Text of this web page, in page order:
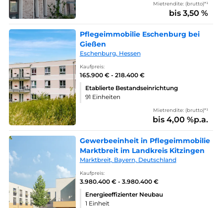
Mietrendite: (brutto)*¹
bis 3,50 %
Pflegeimmobilie Eschenburg bei
Gießen
Eschenburg, Hessen
Kaufpreis:
165.900 € - 218.400 €
Etablierte Bestandseinrichtung
91 Einheiten
Mietrendite: (brutto)*¹
bis 4,00 %p.a.
Gewerbeeinheit in Pflegeimmobilie
Marktbreit im Landkreis Kitzingen
Marktbreit, Bayern, Deutschland
Kaufpreis:
3.980.400 € - 3.980.400 €
Energieeffizienter Neubau
1 Einheit